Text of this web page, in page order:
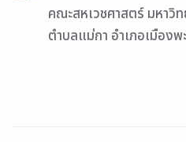
คณะสหเวชศาสตร์ มหาวิ
ตำบลแม่กา อำเภอเมือง